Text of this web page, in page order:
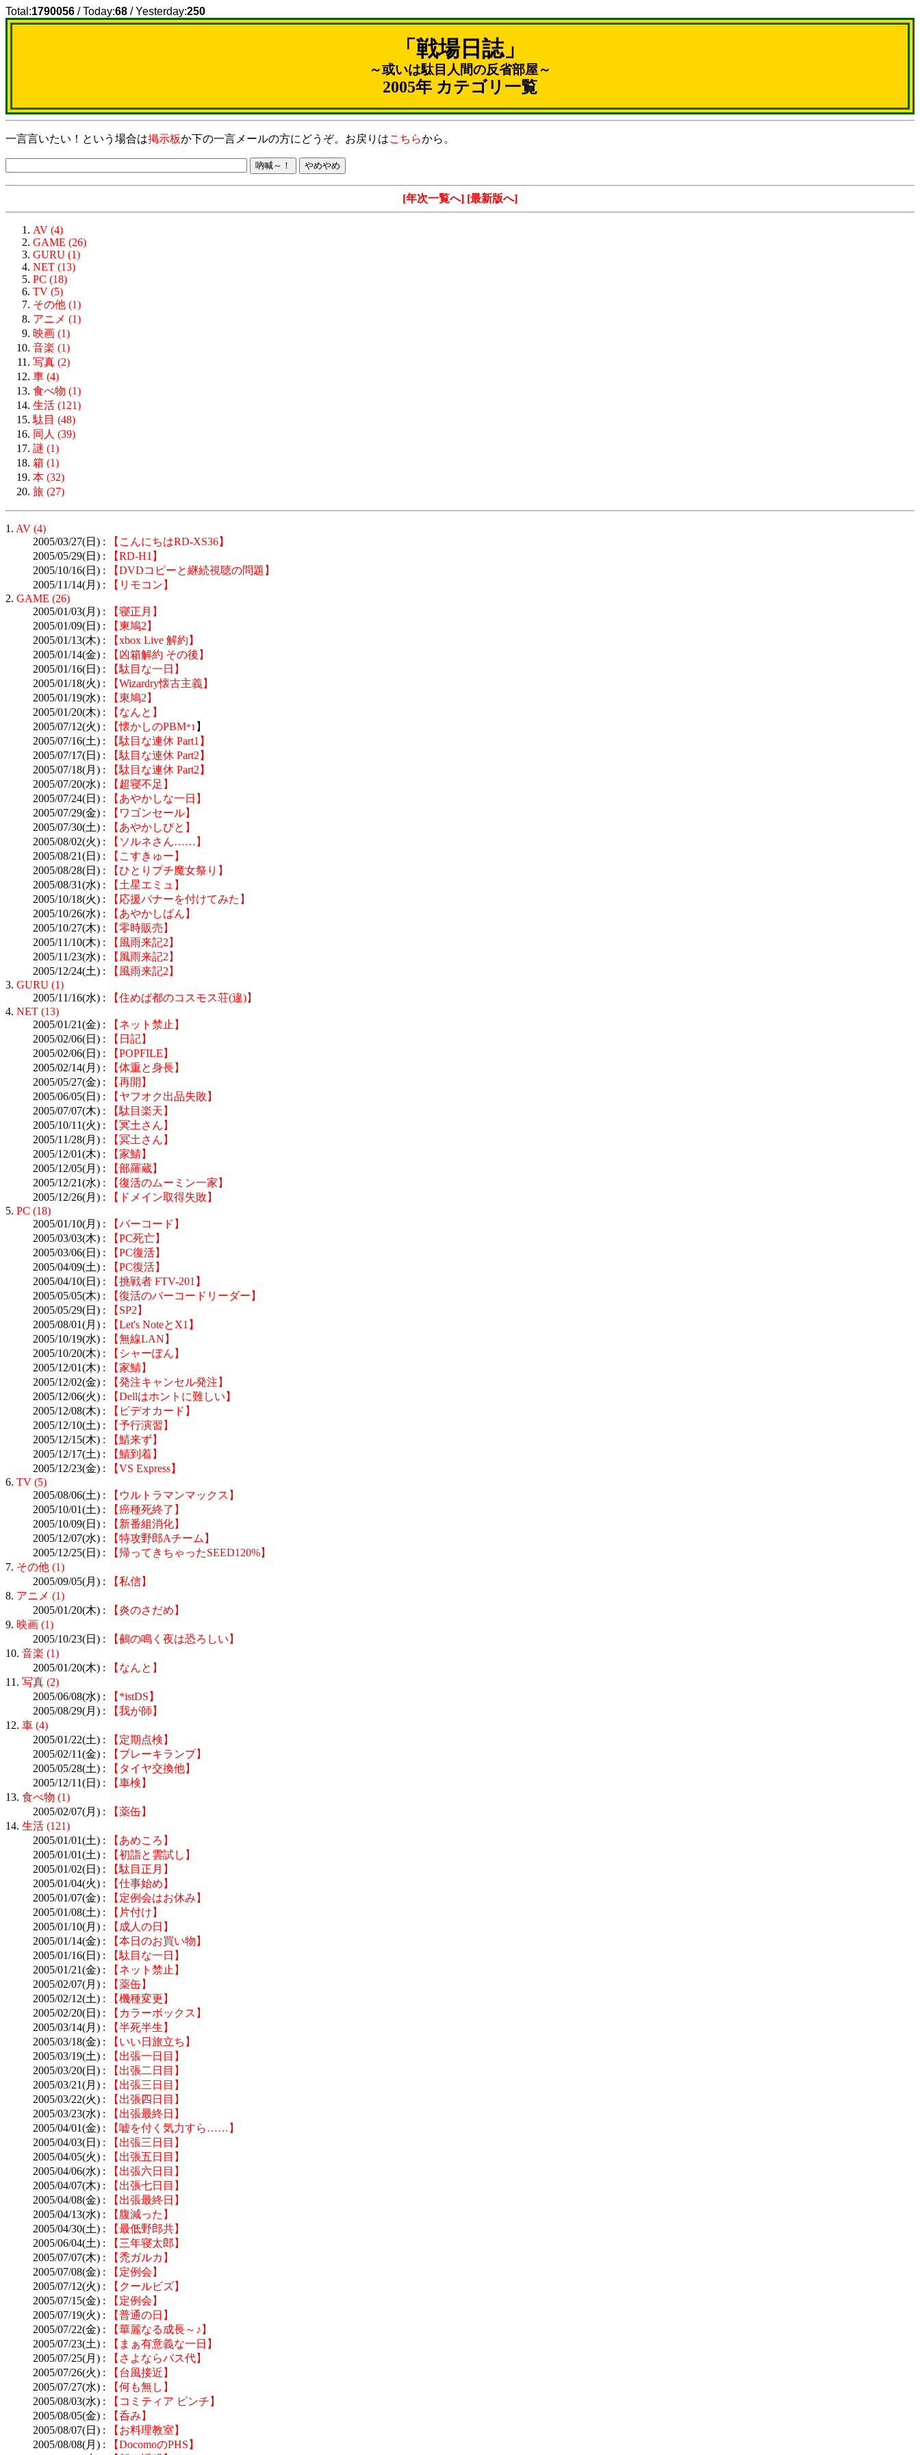
Total:1790056 / Today:68 / Yesterday:250
「戦場日誌」
～或いは駄目人間の反省部屋～
2005年 カテゴリ一覧
一言言いたい！という場合は掲示板か下の一言メールの方にどうぞ。お戻りはこちらから。
[年次一覧へ] [最新版へ]
AV (4)
GAME (26)
GURU (1)
NET (13)
PC (18)
TV (5)
その他 (1)
アニメ (1)
映画 (1)
音楽 (1)
写真 (2)
車 (4)
食べ物 (1)
生活 (121)
駄目 (48)
同人 (39)
謎 (1)
箱 (1)
本 (32)
旅 (27)
1. AV (4)
2005/03/27(日) :
【こんにちはRD-XS36】
2005/05/29(日) :
【RD-H1】
2005/10/16(日) :
【DVDコピーと継続視聴の問題】
2005/11/14(月) :
【リモコン】
2. GAME (26)
2005/01/03(月) :
【寝正月】
2005/01/09(日) :
【東鳩2】
2005/01/13(木) :
【xbox Live 解約】
2005/01/14(金) :
【凶箱解約 その後】
2005/01/16(日) :
【駄目な一日】
2005/01/18(火) :
【Wizardry懐古主義】
2005/01/19(水) :
【東鳩2】
2005/01/20(木) :
【なんと】
2005/07/12(火) :
【懐かしのPBM*1 】
2005/07/16(土) :
【駄目な連休 Part1】
2005/07/17(日) :
【駄目な連休 Part2】
2005/07/18(月) :
【駄目な連休 Part2】
2005/07/20(水) :
【超寝不足】
2005/07/24(日) :
【あやかしな一日】
2005/07/29(金) :
【ワゴンセール】
2005/07/30(土) :
【あやかしびと】
2005/08/02(火) :
【ソルネさん……】
2005/08/21(日) :
【こすきゅー】
2005/08/28(日) :
【ひとりプチ魔女祭り】
2005/08/31(水) :
【土星エミュ】
2005/10/18(火) :
【応援バナーを付けてみた】
2005/10/26(水) :
【あやかしばん】
2005/10/27(木) :
【零時販売】
2005/11/10(木) :
【風雨来記2】
2005/11/23(水) :
【風雨来記2】
2005/12/24(土) :
【風雨来記2】
3. GURU (1)
2005/11/16(水) :
【住めば都のコスモス荘(違)】
4. NET (13)
2005/01/21(金) :
【ネット禁止】
2005/02/06(日) :
【日記】
2005/02/06(日) :
【POPFILE】
2005/02/14(月) :
【体重と身長】
2005/05/27(金) :
【再開】
2005/06/05(日) :
【ヤフオク出品失敗】
2005/07/07(木) :
【駄目楽天】
2005/10/11(火) :
【冥土さん】
2005/11/28(月) :
【冥土さん】
2005/12/01(木) :
【家鯖】
2005/12/05(月) :
【部羅蔵】
2005/12/21(水) :
【復活のムーミン一家】
2005/12/26(月) :
【ドメイン取得失敗】
5. PC (18)
2005/01/10(月) :
【バーコード】
2005/03/03(木) :
【PC死亡】
2005/03/06(日) :
【PC復活】
2005/04/09(土) :
【PC復活】
2005/04/10(日) :
【挑戦者 FTV-201】
2005/05/05(木) :
【復活のバーコードリーダー】
2005/05/29(日) :
【SP2】
2005/08/01(月) :
【Let's NoteとX1】
2005/10/19(水) :
【無線LAN】
2005/10/20(木) :
【シャーぽん】
2005/12/01(木) :
【家鯖】
2005/12/02(金) :
【発注キャンセル発注】
2005/12/06(火) :
【Dellはホントに難しい】
2005/12/08(木) :
【ビデオカード】
2005/12/10(土) :
【予行演習】
2005/12/15(木) :
【鯖来ず】
2005/12/17(土) :
【鯖到着】
2005/12/23(金) :
【VS Express】
6. TV (5)
2005/08/06(土) :
【ウルトラマンマックス】
2005/10/01(土) :
【癌種死終了】
2005/10/09(日) :
【新番組消化】
2005/12/07(水) :
【特攻野郎Aチーム】
2005/12/25(日) :
【帰ってきちゃったSEED120%】
7. その他 (1)
2005/09/05(月) :
【私信】
8. アニメ (1)
2005/01/20(木) :
【炎のさだめ】
9. 映画 (1)
2005/10/23(日) :
【鵺の鳴く夜は恐ろしい】
10. 音楽 (1)
2005/01/20(木) :
【なんと】
11. 写真 (2)
2005/06/08(水) :
【*istDS】
2005/08/29(月) :
【我が師】
12. 車 (4)
2005/01/22(土) :
【定期点検】
2005/02/11(金) :
【ブレーキランプ】
2005/05/28(土) :
【タイヤ交換他】
2005/12/11(日) :
【車検】
13. 食べ物 (1)
2005/02/07(月) :
【薬缶】
14. 生活 (121)
2005/01/01(土) :
【あめころ】
2005/01/01(土) :
【初詣と雲試し】
2005/01/02(日) :
【駄目正月】
2005/01/04(火) :
【仕事始め】
2005/01/07(金) :
【定例会はお休み】
2005/01/08(土) :
【片付け】
2005/01/10(月) :
【成人の日】
2005/01/14(金) :
【本日のお買い物】
2005/01/16(日) :
【駄目な一日】
2005/01/21(金) :
【ネット禁止】
2005/02/07(月) :
【薬缶】
2005/02/12(土) :
【機種変更】
2005/02/20(日) :
【カラーボックス】
2005/03/14(月) :
【半死半生】
2005/03/18(金) :
【いい日旅立ち】
2005/03/19(土) :
【出張一日目】
2005/03/20(日) :
【出張二日目】
2005/03/21(月) :
【出張三日目】
2005/03/22(火) :
【出張四日目】
2005/03/23(水) :
【出張最終日】
2005/04/01(金) :
【嘘を付く気力すら……】
2005/04/03(日) :
【出張三日目】
2005/04/05(火) :
【出張五日目】
2005/04/06(水) :
【出張六日目】
2005/04/07(木) :
【出張七日目】
2005/04/08(金) :
【出張最終日】
2005/04/13(水) :
【腹減った】
2005/04/30(土) :
【最低野郎共】
2005/06/04(土) :
【三年寝太郎】
2005/07/07(木) :
【禿ガルカ】
2005/07/08(金) :
【定例会】
2005/07/12(火) :
【クールビズ】
2005/07/15(金) :
【定例会】
2005/07/19(火) :
【普通の日】
2005/07/22(金) :
【華麗なる成長～♪】
2005/07/23(土) :
【まぁ有意義な一日】
2005/07/25(月) :
【さよならバス代】
2005/07/26(火) :
【台風接近】
2005/07/27(水) :
【何も無し】
2005/08/03(水) :
【コミティア ピンチ】
2005/08/05(金) :
【呑み】
2005/08/07(日) :
【お料理教室】
2005/08/08(月) :
【DocomoのPHS】